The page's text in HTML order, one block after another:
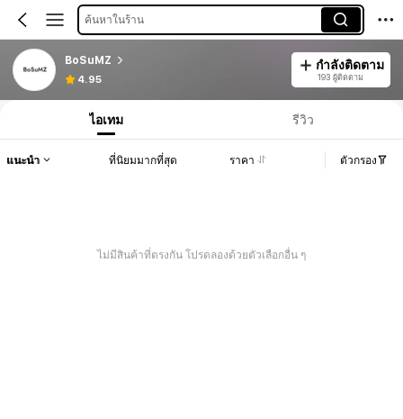
ค้นหาในร้าน
BoSuMZ
4.95
กำลังติดตาม
193 ผู้ติดตาม
ไอเทม รีวิว
แนะนำ ที่นิยมมากที่สุด ราคา ตัวกรอง
ไม่มีสินค้าที่ตรงกัน โปรดลองด้วยตัวเลือกอื่น ๆ